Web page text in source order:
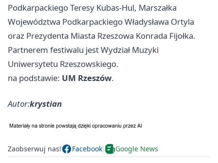
Podkarpackiego Teresy Kubas-Hul, Marszałka
Województwa Podkarpackiego Władysława Ortyla
oraz Prezydenta Miasta Rzeszowa Konrada Fijołka.
Partnerem festiwalu jest Wydział Muzyki
Uniwersytetu Rzeszowskiego.
na podstawie: UM Rzeszów.
Autor:krystian
Zaobserwuj nas! Facebook Google News